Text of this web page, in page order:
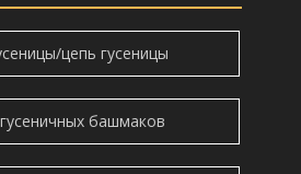
цепь гусеницы
башмаков